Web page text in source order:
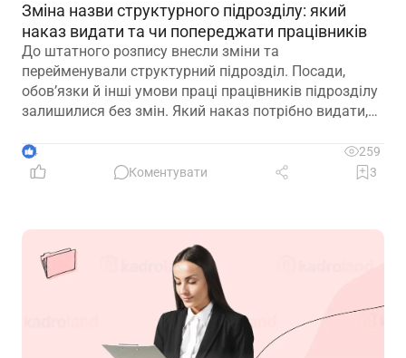
Зміна назви структурного підрозділу: який
наказ видати та чи попереджати працівників
До штатного розпису внесли зміни та
перейменували структурний підрозділ. Посади,
обов’язки й інші умови праці працівників підрозділу
залишилися без змін. Який наказ потрібно видати,
підрозділі з новою назвою: про переведення чи
переміщення? Чи потрібно вносити записи до
зміною істотних умов праці? Наприклад, працівник
був обліковцем тваринного комплексу, а після
перейменування працює у свинофермі.
4
259
Коментувати
3